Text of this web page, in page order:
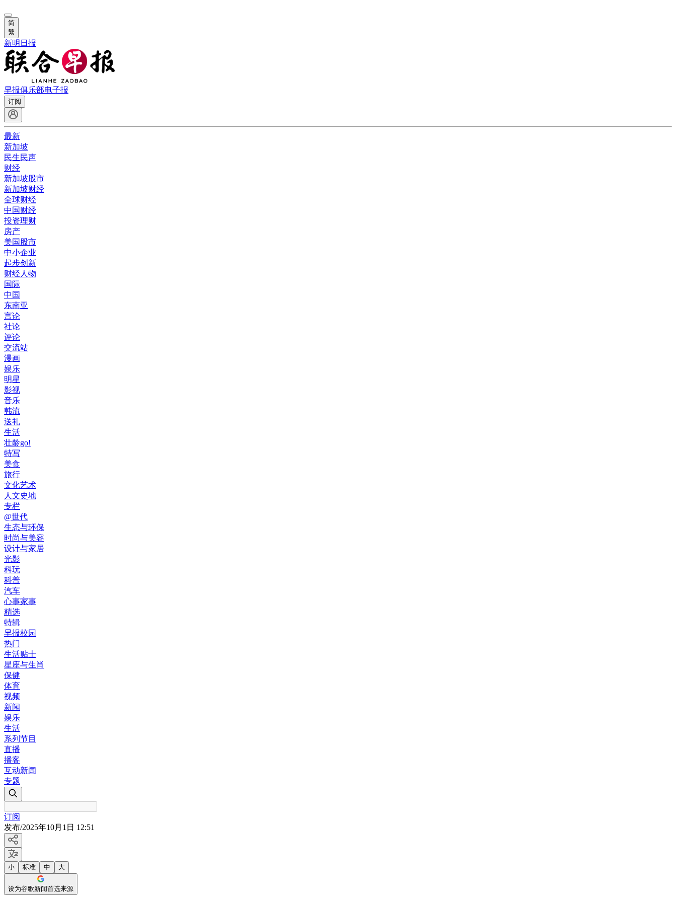
简
繁
新明日报
早报俱乐部电子报
订阅
最新
新加坡
民生民声
财经
新加坡股市
新加坡财经
全球财经
中国财经
投资理财
房产
美国股市
中小企业
起步创新
财经人物
国际
中国
东南亚
言论
社论
评论
交流站
漫画
娱乐
明星
影视
音乐
韩流
送礼
生活
壮龄go!
特写
美食
旅行
文化艺术
人文史地
专栏
@世代
生态与环保
时尚与美容
设计与家居
光影
科玩
科普
汽车
心事家事
精选
特辑
早报校园
热门
生活贴士
星座与生肖
保健
体育
视频
新闻
娱乐
生活
系列节目
直播
播客
互动新闻
专题
订阅
发布/2025年10月1日 12:51
小 标准 中 大
设为谷歌新闻首选来源